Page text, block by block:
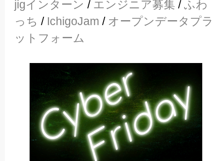
jigインターン / エンジニア募集 /ふわ
っち / IchigoJam / オープンデータプラ
ットフォーム